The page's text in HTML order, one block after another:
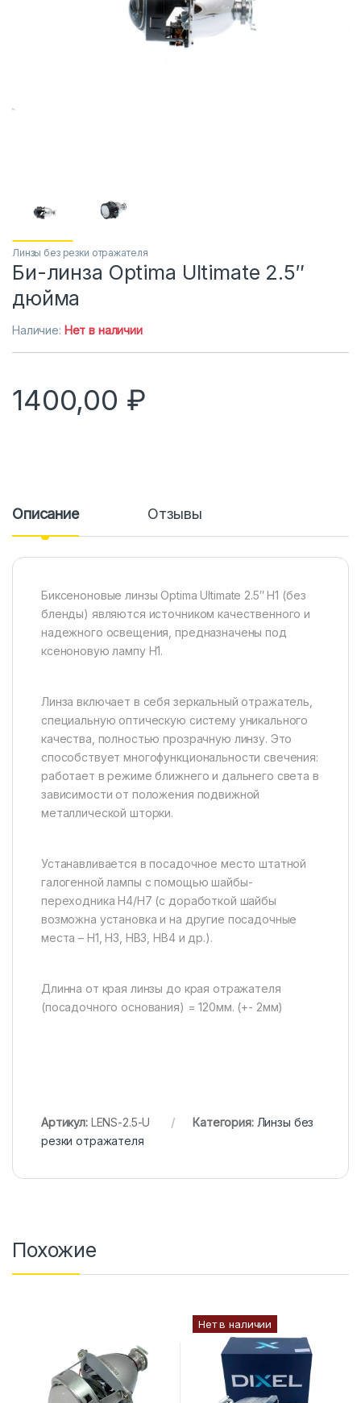
Линзы без резки отражателя
Би-линза Optimа Ultimate 2.5″
дюйма
Наличие: Нет в наличии
1400,00 ₽
Описание Отзывы
Биксеноновые линзы Optimа Ultimate 2.5″ H1 (без
бленды) являются источником качественного и
надежного освещения, предназначены под
ксеноновую лампу H1.
Линза включает в себя зеркальный отражатель,
специальную оптическую систему уникального
качества, полностью прозрачную линзу. Это
способствует многофункциональности свечения:
работает в режиме ближнего и дальнего света в
зависимости от положения подвижной
металлической шторки.
Устанавливается в посадочное место штатной
галогенной лампы с помощью шайбы-
переходника H4/H7 (с доработкой шайбы
возможна установка и на другие посадочные
места – H1, H3, HB3, HB4 и др.).
Длинна от края линзы до края отражателя
(посадочного основания) = 120мм. (+- 2мм)
Артикул: LENS-2.5-U Категория: Линзы без
резки отражателя
Похожие
Нет в наличии